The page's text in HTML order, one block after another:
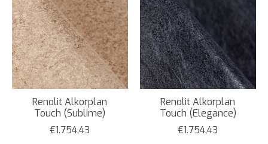
Renolit Alkorplan
Touch (Sublime)
€1.754,43
Renolit Alkorplan
Touch (Elegance)
€1.754,43